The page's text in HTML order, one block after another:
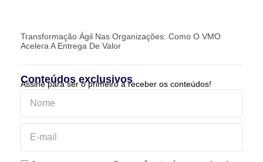
Transformação Ágil Nas Organizações: Como O VMO
Acelera A Entrega De Valor
Conteúdos exclusivos
Assine para ser o primeiro a receber os conteúdos!